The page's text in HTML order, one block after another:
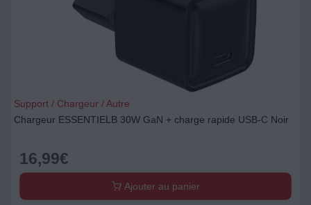
Support / Chargeur / Autre
Chargeur ESSENTIELB 30W GaN + charge rapide USB-C Noir
16,99€
Ajouter au panier